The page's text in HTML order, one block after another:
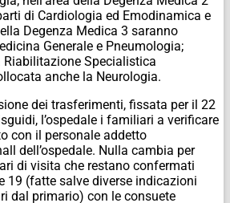
di Cardiologia ed Emodinamica e
Degenza Medica 3 saranno
Generale e Pneumologia;
Riabilitazione Specialistica
anche la Neurologia.
dei trasferimenti, fissata per il 22
l’ospedale i familiari a verificare
con il personale addetto
dell’ospedale. Nulla cambia per
di visita che restano confermati
19 (fatte salve diverse indicazioni
dal primario) con le consuete